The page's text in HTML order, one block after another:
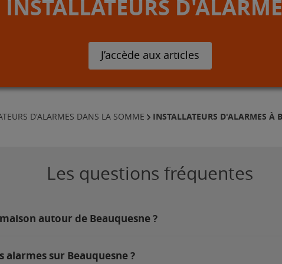
INSTALLATEURS
J’accède aux articles
D'ALARMES DANS LA SOMME INSTALLATEURS D'ALARMES À
Les questions fréquentes
autour de Beauquesne ?
sur Beauquesne ?